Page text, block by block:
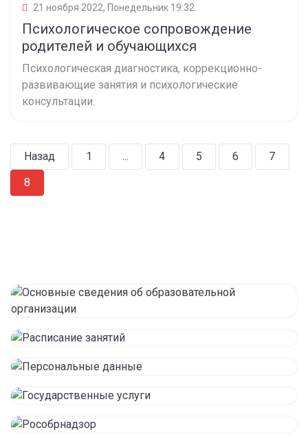
21 ноября 2022, Понедельник 19:32
Психологическое сопровождение
родителей и обучающихся
Психологическая диагностика, коррекционно-
развивающие занятия и психологические
консультации.
Назад 1 ... 4 5 6
7
8